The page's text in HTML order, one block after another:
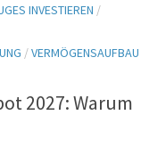
INVESTIEREN /
/VERMÖGENSAUFBAU
2027: Warum